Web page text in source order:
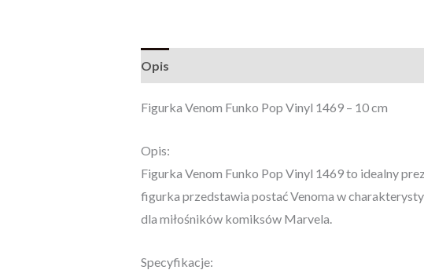
Opis
Figurka Venom Funko Pop Vinyl 1469 – 10 cm
Opis:
Figurka Venom Funko Pop Vinyl 1469 to idealny
figurka przedstawia postać Venoma w
dla miłośników komiksów Marvela.
Specyfikacje: